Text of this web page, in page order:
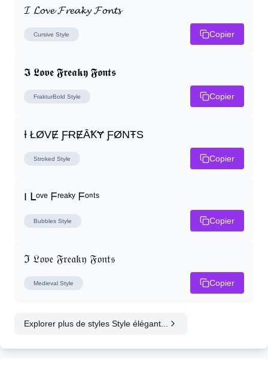
𝓘 𝓛𝓸𝓿𝓮 𝓕𝓻𝓮𝓪𝓴𝔂 𝓕𝓸𝓷𝓽𝓼
Cursive Style Copier
𝕴 𝕷𝖔𝖛𝖊 𝕱𝖗𝖊𝖆𝖐𝖞 𝕱𝖔𝖓𝖙𝖘
FrakturBold Style Copier
Ɨ ŁØVɆ ƑɌɆȂꝀɎ ƑØNŦS
Stroked Style Copier
I ᒪᵒᵛᵉ ᖴʳᵉᵃᵏʸ ᖴᵒⁿᵗˢ
Bubbles Style Copier
ℑ 𝔏𝔬𝔳𝔢 𝔉𝔯𝔢𝔞𝔨𝔶 𝔉𝔬𝔫𝔱𝔰
Medieval Style Copier
Explorer plus de styles Style élégant...